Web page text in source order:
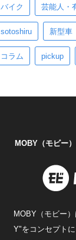
バイク 芸能人・
sotoshiru 新型車
コラム pickup
MOBY（モビー
MOBY（モビー
Y"をコンセプト